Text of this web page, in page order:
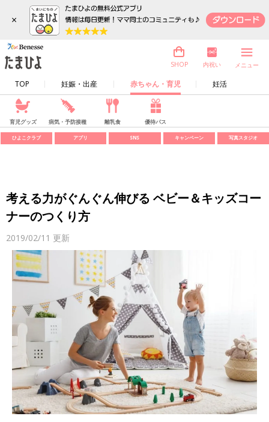
×
TOP 妊娠・出産 赤ちゃん・育児 妊活
SHOP 内祝い メニュー
育児グッズ 病気・予防接種 離乳食 優待パス
ひよこクラブ アプリ SNS キャンペーン 写真スタジオ
考える力がぐんぐん伸びる ベビー＆キッズコー
ナーのつくり方
2019/02/11 更新